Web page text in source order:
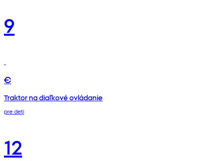
9
€
Traktor na diaľkové ovládanie
pre deti
12